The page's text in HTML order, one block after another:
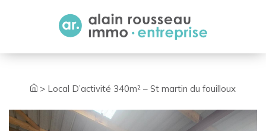
> Local D’activité 340m² – St martin du fouilloux